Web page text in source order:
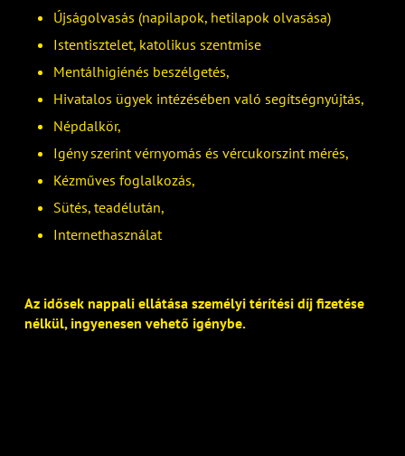
Újságolvasás (napilapok, hetilapok olvasása)
Istentisztelet, katolikus szentmise
Mentálhigiénés beszélgetés,
Hivatalos ügyek intézésében való segítségnyújtás,
Népdalkör,
Igény szerint vérnyomás és vércukorszint mérés,
Kézműves foglalkozás,
Sütés, teadélután,
Internethasználat
Az idősek nappali ellátása személyi térítési díj fizetése
nélkül, ingyenesen vehető igénybe.